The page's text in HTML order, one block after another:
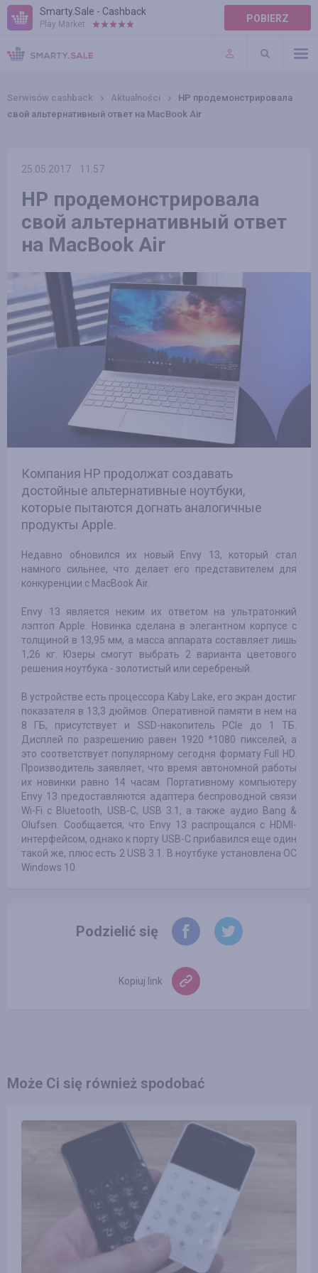
Smarty.Sale - Cashback
Play Market: POBIERZ
POMOC
WARUNKI
Serwisów cashback Aktualności
HP продемонстрировала
свой альтернативный ответ на MacBook Air
25.05.2017 11:57
HP продемонстрировала
свой альтернативный ответ
на MacBook Air
Компания HP продолжат создавать
достойные альтернативные ноутбуки,
которые пытаются догнать аналогичные
продукты Apple.
Недавно обновился их новый Envy 13, который стал
намного сильнее, что делает его представителем для
конкуренции с MacBook Air.
Envy 13 является неким их ответом на ультратонкий
лэптоп Apple. Новинка сделана в элегантном корпусе с
толщиной в 13,95 мм, а масса аппарата составляет лишь
1,26 кг. Юзеры смогут выбрать 2 варианта цветового
решения ноутбука - золотистый или серебреный.
В устройстве есть процессора Kaby Lake, его экран достиг
показателя в 13,3 дюймов. Оперативной памяти в нем на
8 ГБ, присутствует и SSD-накопитель PCIe до 1 ТБ.
Дисплей по разрешению равен 1920 *1080 пикселей, а
это соответствует популярному сегодня формату Full HD.
Производитель заявляет, что время автономной работы
их новинки равно 14 часам. Портативному компьютеру
Envy 13 предоставляются адаптера беспроводной связи
Wi-Fi с Bluetooth, USB-C, USB 3.1, а также аудио Bang &
Olufsen. Сообщается, что Envy 13 распрощался с HDMI-
интерфейсом, однако к порту USB-C прибавился еще один
такой же, плюс есть 2 USB 3.1. В ноутбуке установлена ОС
Windows 10.
Podzielić się
Kopiuj link
Może Ci się również spodobać